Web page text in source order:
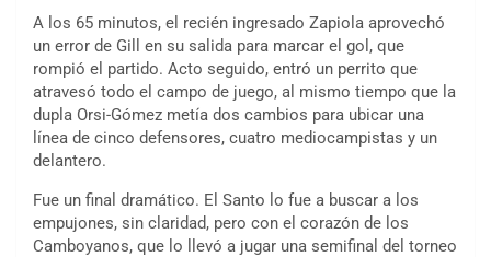
A los 65 minutos, el recién ingresado Zapiola aprovechó
un error de Gill en su salida para marcar el gol, que
rompió el partido. Acto seguido, entró un perrito que
atravesó todo el campo de juego, al mismo tiempo que la
dupla Orsi-Gómez metía dos cambios para ubicar una
línea de cinco defensores, cuatro mediocampistas y un
delantero.
Fue un final dramático. El Santo lo fue a buscar a los
empujones, sin claridad, pero con el corazón de los
Camboyanos, que lo llevó a jugar una semifinal del torneo